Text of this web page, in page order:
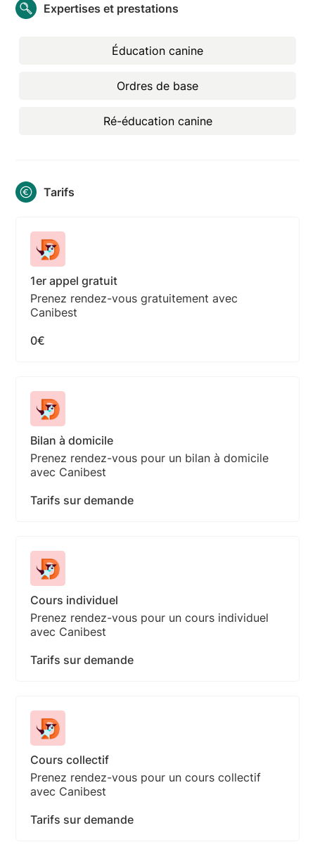
Expertises et prestations
Éducation canine
Ordres de base
Ré-éducation canine
Tarifs
1er appel gratuit
Prenez rendez-vous gratuitement avec
Canibest
0€
Bilan à domicile
Prenez rendez-vous pour un bilan à domicile
avec Canibest
Tarifs sur demande
Cours individuel
Prenez rendez-vous pour un cours individuel
avec Canibest
Tarifs sur demande
Cours collectif
Prenez rendez-vous pour un cours collectif
avec Canibest
Tarifs sur demande